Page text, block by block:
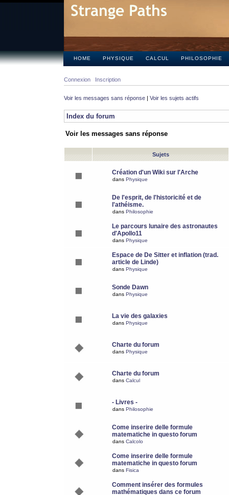
HOME PHYSIQUE CALCUL PHILOSOPHIE
Connexion Inscription
Voir les messages sans réponse | Voir les sujets actifs
Index du forum
Voir les messages sans réponse
Sujets
Création d'un Wiki sur l'Arche
dans Physique
De l'esprit, de l'historicité et de
l'athéisme.
dans Philosophie
Le parcours lunaire des astronautes
d'Apollo11
dans Physique
Espace de De Sitter et inflation (trad.
article de Linde)
dans Physique
Sonde Dawn
dans Physique
La vie des galaxies
dans Physique
Charte du forum
dans Physique
Charte du forum
dans Calcul
- Livres -
dans Philosophie
Come inserire delle formule
matematiche in questo forum
dans Calcolo
Come inserire delle formule
matematiche in questo forum
dans Fisica
Comment insérer des formules
mathématiques dans ce forum